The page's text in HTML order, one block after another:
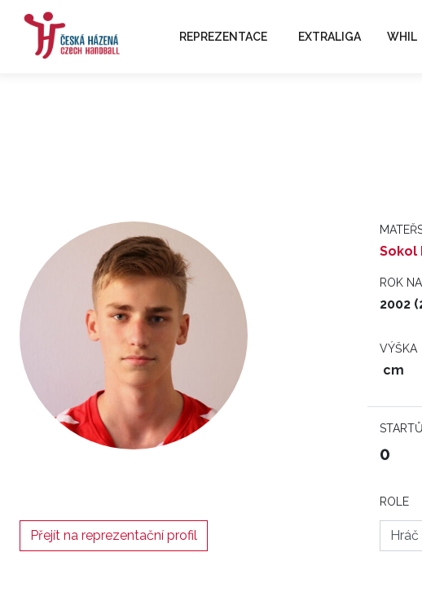
REPREZENTACE EXTRALIGA WHIL
Sokol
ROK
2002
VÝŠKA
cm
STARTŮ
0
Přejít na reprezentační profil
ROLE